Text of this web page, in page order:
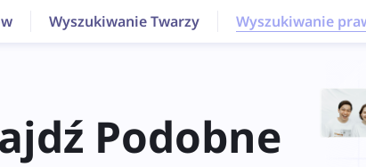
Wyszukiwanie Twarzy Wyszukiwanie
Podobne